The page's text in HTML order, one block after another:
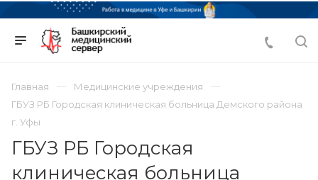
Главная
Медицинские учреждения
ГБУЗ РБ Городская клиническая больница Демского района
г. Уфы
ГБУЗ РБ Городская
клиническая больница